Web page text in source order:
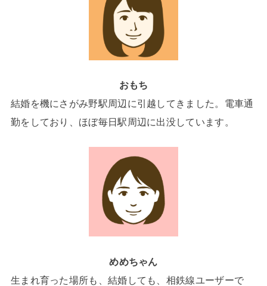
おもち
結婚を機にさがみ野駅周辺に引越してきました。電車通
勤をしており、ほぼ毎日駅周辺に出没しています。
めめちゃん
生まれ育った場所も、結婚しても、相鉄線ユーザーで